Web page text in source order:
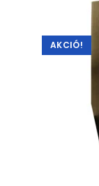
AKCIÓ!